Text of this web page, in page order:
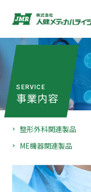
SERVICE
事業内容
整形外科関連製品
ME機器関連製品